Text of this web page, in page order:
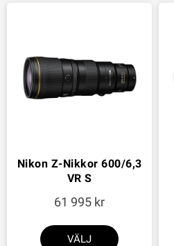
Nikon Z-Nikkor 600/6,3
VR S
61 995
VÄLJ